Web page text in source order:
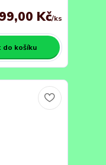
Kč/ks
do košíku